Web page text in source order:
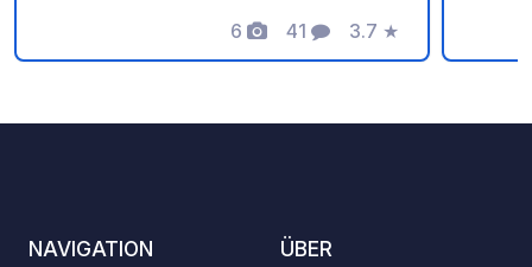
6
Fotos
41
Kommentare
3.7
Bewertung
★
NAVIGATION ÜBER